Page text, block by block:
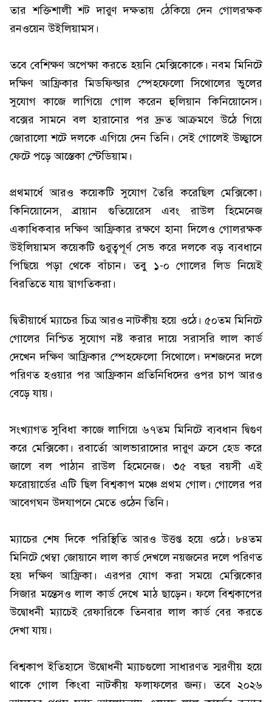
তার শক্তিশালী শট দারুণ দক্ষতায় ঠেকিয়ে দেন গোলরক্ষক
রনওয়েন উইলিয়ামস।
তবে বেশিক্ষণ অপেক্ষা করতে হয়নি মেক্সিকোকে। নবম মিনিটে
দক্ষিণ আফ্রিকার মিডফিল্ডার স্পেহফেলো সিথোলের ভুলের
সুযোগ কাজে লাগিয়ে গোল করেন হুলিয়ান কিনিয়োনেস।
বক্সের সামনে বল হারানোর পর দ্রুত আক্রমণে উঠে গিয়ে
জোরালো শটে দলকে এগিয়ে দেন তিনি। সেই গোলেই উচ্ছ্বাসে
ফেটে পড়ে আস্তেকা স্টেডিয়াম।
প্রথমার্ধে আরও কয়েকটি সুযোগ তৈরি করেছিল মেক্সিকো।
কিনিয়োনেস, ব্রায়ান গুতিয়েরেস এবং রাউল হিমেনেজ
একাধিকবার দক্ষিণ আফ্রিকার রক্ষণে হানা দিলেও গোলরক্ষক
উইলিয়ামস কয়েকটি গুরুত্বপূর্ণ সেভ করে দলকে বড় ব্যবধানে
পিছিয়ে পড়া থেকে বাঁচান। তবু ১-০ গোলের লিড নিয়েই
বিরতিতে যায় স্বাগতিকরা।
দ্বিতীয়ার্ধে ম্যাচের চিত্র আরও নাটকীয় হয়ে ওঠে। ৫০তম মিনিটে
গোলের নিশ্চিত সুযোগ নষ্ট করার দায়ে সরাসরি লাল কার্ড
দেখেন দক্ষিণ আফ্রিকার স্পেহফেলো সিথোলে। দশজনের দলে
পরিণত হওয়ার পর আফ্রিকান প্রতিনিধিদের ওপর চাপ আরও
বেড়ে যায়।
সংখ্যাগত সুবিধা কাজে লাগিয়ে ৬৭তম মিনিটে ব্যবধান দ্বিগুণ
করে মেক্সিকো। রবার্তো আলভারাদোর দারুণ ক্রসে হেড করে
জালে বল পাঠান রাউল হিমেনেজ। ৩৫ বছর বয়সী এই
ফরোয়ার্ডের এটি ছিল বিশ্বকাপ মঞ্চে প্রথম গোল। গোলের পর
আবেগঘন উদযাপনে মেতে ওঠেন তিনি।
ম্যাচের শেষ দিকে পরিস্থিতি আরও উত্তপ্ত হয়ে ওঠে। ৮৪তম
মিনিটে থেম্বা জোয়ানে লাল কার্ড দেখলে নয়জনের দলে পরিণত
হয় দক্ষিণ আফ্রিকা। এরপর যোগ করা সময়ে মেক্সিকোর
সিজার মন্তেসও লাল কার্ড দেখে মাঠ ছাড়েন। ফলে বিশ্বকাপের
উদ্বোধনী ম্যাচেই রেফারিকে তিনবার লাল কার্ড বের করতে
দেখা যায়।
বিশ্বকাপ ইতিহাসে উদ্বোধনী ম্যাচগুলো সাধারণত স্মরণীয় হয়ে
থাকে গোল কিংবা নাটকীয় ফলাফলের জন্য। তবে ২০২৬